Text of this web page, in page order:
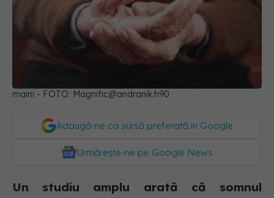
maini - FOTO: Magnific@andranik.h90
Adaugă-ne ca sursă preferată în Google
Urmărește-ne pe Google News
Un studiu amplu arată că somnul